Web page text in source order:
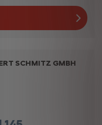
SCHMITZ GMBH